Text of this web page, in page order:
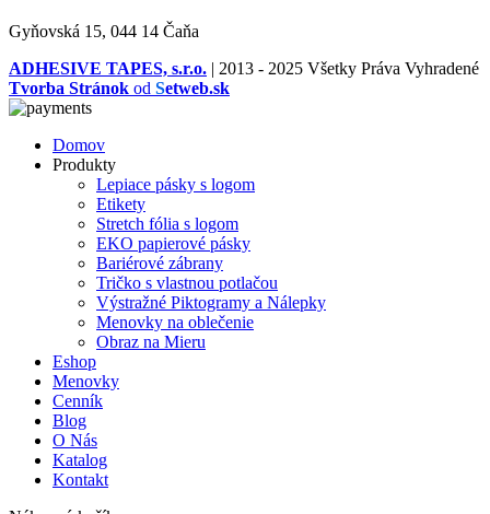
Gyňovská 15, 044 14 Čaňa
ADHESIVE TAPES, s.r.o. | 2013 - 2025 Všetky Práva Vyhradené
Tvorba Stránok od Setweb.sk
Domov
Produkty
Lepiace pásky s logom
Etikety
Stretch fólia s logom
EKO papierové pásky
Bariérové zábrany
Tričko s vlastnou potlačou
Výstražné Piktogramy a Nálepky
Menovky na oblečenie
Obraz na Mieru
Eshop
Menovky
Cenník
Blog
O Nás
Katalog
Kontakt